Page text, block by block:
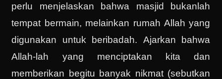
perlu menjelaskan bahwa masjid bukanlah
tempat bermain, melainkan rumah Allah yang
digunakan untuk beribadah. Ajarkan bahwa
Allah-lah yang menciptakan kita dan
memberikan begitu banyak nikmat (sebutkan